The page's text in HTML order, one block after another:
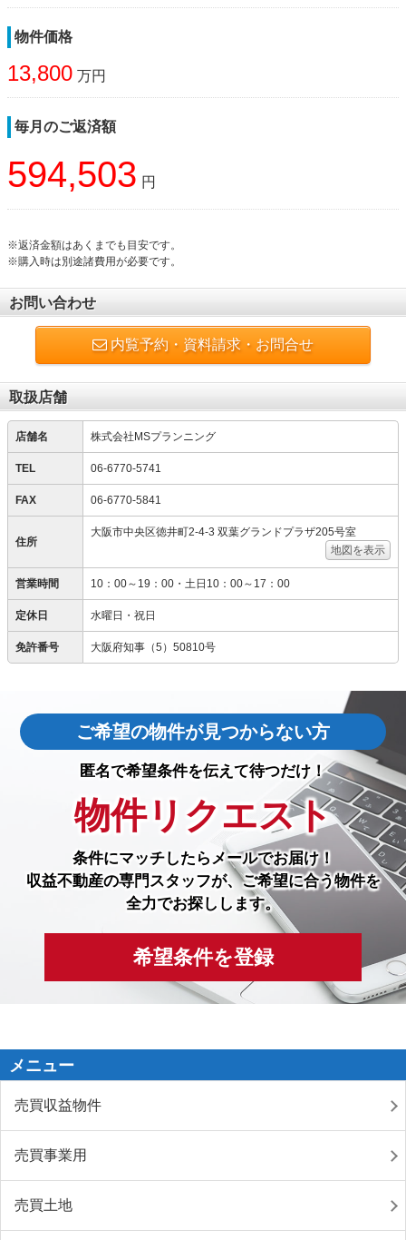
物件価格
13,800 万円
毎月のご返済額
594,503 円
※返済金額はあくまでも目安です。
※購入時は別途諸費用が必要です。
お問い合わせ
内覧予約・資料請求・お問合せ
取扱店舗
店舗名 株式会社MSプランニング
TEL 06-6770-5741
FAX 06-6770-5841
住所
大阪市中央区徳井町2-4-3 双葉グランドプラザ205号室
地図を表示
営業時間 10：00～19：00・土日10：00～17：00
定休日 水曜日・祝日
免許番号 大阪府知事（5）50810号
ご希望の物件が見つからない方
匿名で希望条件を伝えて待つだけ！
物件リクエスト
条件にマッチしたら メールでお届け！
収益不動産の専門スタッフが、ご希望に合う物件を
全力でお探しします。
希望条件を登録
メニュー
売買収益物件
売買事業用
売買土地